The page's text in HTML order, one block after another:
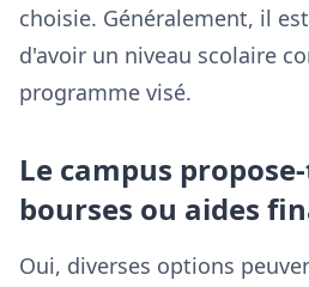
choisie. Généralement, il
d'avoir un niveau scolaire
programme visé.
Le campus
bourses ou aides
Oui, diverses options